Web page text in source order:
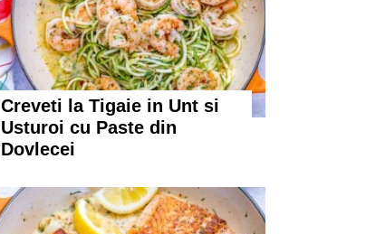
Creveti la Tigaie in Unt si
Usturoi cu Paste din
Dovlecei